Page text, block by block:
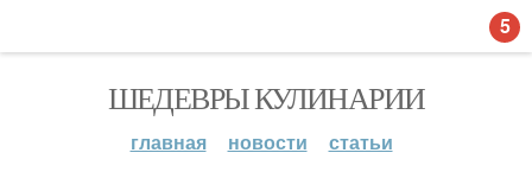
ШЕДЕВРЫ КУЛИНАРИИ
главная новости статьи
5